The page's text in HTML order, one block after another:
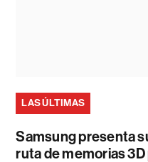
LAS ÚLTIMAS
Samsung presenta
ruta de memorias 3D